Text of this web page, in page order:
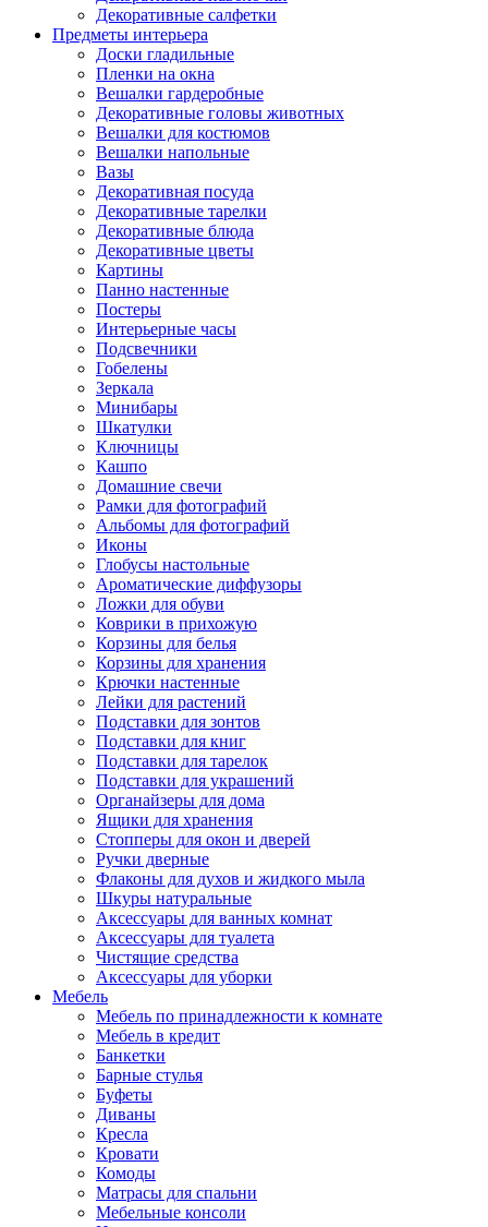
Декоративные салфетки
Предметы интерьера
Доски гладильные
Пленки на окна
Вешалки гардеробные
Декоративные головы животных
Вешалки для костюмов
Вешалки напольные
Вазы
Декоративная посуда
Декоративные тарелки
Декоративные блюда
Декоративные цветы
Картины
Панно настенные
Постеры
Интерьерные часы
Подсвечники
Гобелены
Зеркала
Минибары
Шкатулки
Ключницы
Кашпо
Домашние свечи
Рамки для фотографий
Альбомы для фотографий
Иконы
Глобусы настольные
Ароматические диффузоры
Ложки для обуви
Коврики в прихожую
Корзины для белья
Корзины для хранения
Крючки настенные
Лейки для растений
Подставки для зонтов
Подставки для книг
Подставки для тарелок
Подставки для украшений
Органайзеры для дома
Ящики для хранения
Стопперы для окон и дверей
Ручки дверные
Флаконы для духов и жидкого мыла
Шкуры натуральные
Аксессуары для ванных комнат
Аксессуары для туалета
Чистящие средства
Аксессуары для уборки
Мебель
Мебель по принадлежности к комнате
Мебель в кредит
Банкетки
Барные стулья
Буфеты
Диваны
Кресла
Кровати
Комоды
Матрасы для спальни
Мебельные консоли